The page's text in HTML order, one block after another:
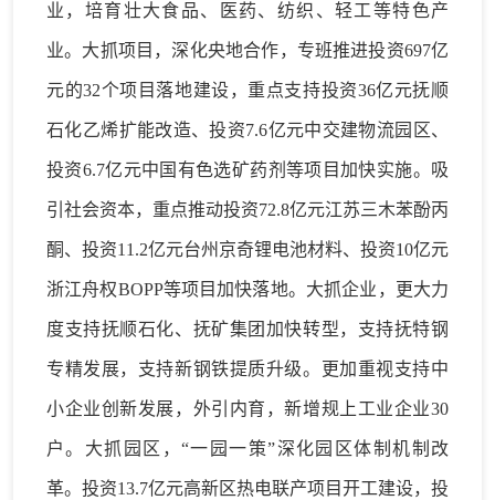
业，培育壮大食品、医药、纺织、轻工等特色产
业。 大抓项目 ，深化央地合作， 专班推进投资697亿
元的32个项目落地建设，重点支持投资36亿元抚顺
石化乙烯扩能改造、投资7.6亿元中交建物流园区、
投资6.7亿元中国有色选矿药剂等项目加快实施。吸
引社会资本，重点推动投资72.8亿元江苏三木苯酚丙
酮、投资11.2亿元台州京奇锂电池材料、投资10亿元
浙江舟权BOPP等项目加快落地。 大抓企业 ，更大力
度支持抚顺石化、抚矿集团加快转型，支持抚特钢
专精发展，支持新钢铁提质升级。更加重视支持中
小企业创新发展，外引内育，新增规上工业企业30
户。 大抓园区 ，“一园一策”深化园区体制机制改
革。 投资13.7亿元高新区热电联产项目开工建设，投